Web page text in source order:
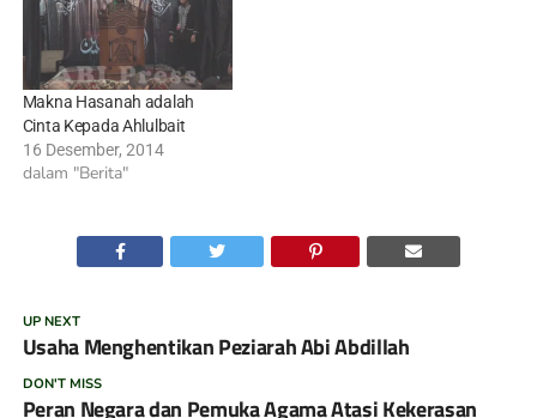
Makna Hasanah adalah
Cinta Kepada Ahlulbait
16 Desember, 2014
dalam "Berita"
UP NEXT
Usaha Menghentikan Peziarah Abi Abdillah
DON'T MISS
Peran Negara dan Pemuka Agama Atasi Kekerasan